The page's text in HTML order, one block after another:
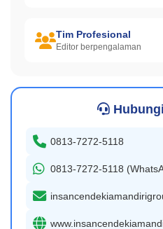
Tim Profesional
Editor berpengalaman
0813-7272-5118
0813-7272-5118